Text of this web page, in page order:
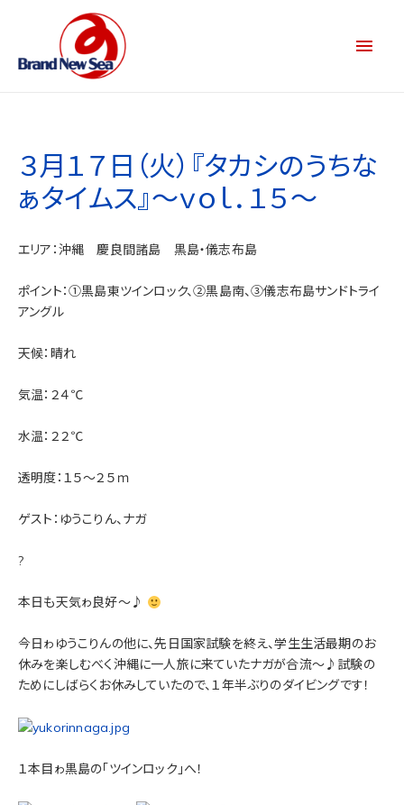
３月１７日（火）『タカシのうちな
ぁタイムス』～ｖｏｌ．１５～
エリア：沖縄 慶良間諸島 黒島・儀志布島
ポイント：①黒島東ツインロック、②黒島南、③儀志布島サンドトライ
アングル
天候：晴れ
気温：２４℃
水温：２２℃
透明度：１５～２５ｍ
ゲスト：ゆうこりん、ナガ
?
本日も天気ゎ良好～♪
今日ゎゆうこりんの他に、先日国家試験を終え、学生生活最期のお
休みを楽しむべく沖縄に一人旅に来ていたナガが合流～♪試験の
ためにしばらくお休みしていたので、１年半ぶりのダイビングです！
１本目ゎ黒島の「ツインロック」へ！